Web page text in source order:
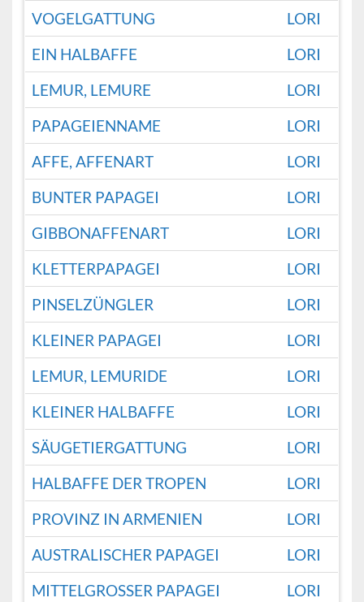
VOGELGATTUNG
LORI
EIN HALBAFFE
LORI
LEMUR, LEMURE
LORI
PAPAGEIENNAME
LORI
AFFE, AFFENART
LORI
BUNTER PAPAGEI
LORI
GIBBONAFFENART
LORI
KLETTERPAPAGEI
LORI
PINSELZÜNGLER
LORI
KLEINER PAPAGEI
LORI
LEMUR, LEMURIDE
LORI
KLEINER HALBAFFE
LORI
SÄUGETIERGATTUNG
LORI
HALBAFFE DER TROPEN
LORI
PROVINZ IN ARMENIEN
LORI
AUSTRALISCHER PAPAGEI
LORI
MITTELGROSSER PAPAGEI
LORI